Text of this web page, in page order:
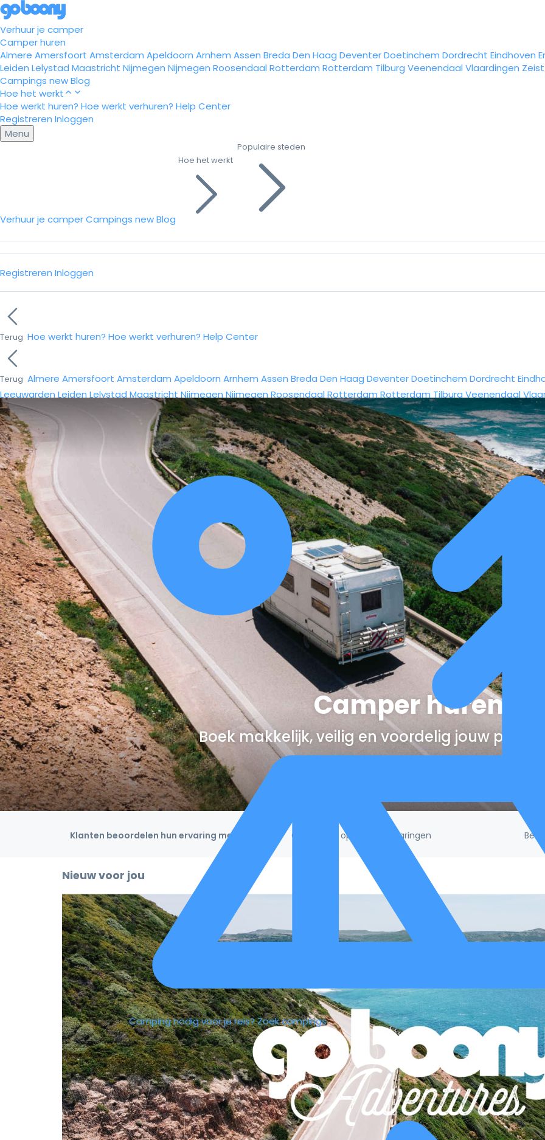
Verhuur je camper
Camper huren
Almere Amersfoort Amsterdam Apeldoorn Arnhem Assen Breda Den Haag DeventerDoetinchem Dordrecht Eindhoven
Leiden Lelystad Maastricht Nijmegen Nijmegen Roosendaal Rotterdam Rotterdam Tilburg Veenendaal Vlaardingen Zeist
Campings newBlog
Hoe het werkt
Hoe werkt huren? Hoe werkt verhuren? Help Center
Registreren Inloggen
Menu
Verhuur je camperCampings newBlog
Hoe het werkt
Populaire steden
Registreren Inloggen
Terug Hoe werkt huren? Hoe werkt verhuren? Help Center
Terug Almere Amersfoort Amsterdam Apeldoorn Arnhem Assen Breda Den Haag DeventerDoetinchem Dordrecht
Leeuwarden Leiden Lelystad Maastricht Nijmegen Nijmegen Roosendaal Rotterdam Rotterdam Tilburg Veenendaal
Camping nodig voor je reis?Zoek campings
Camper huren
Boek makkelijk, veilig en voordelig jouw
Klanten beoordelen hun ervaring met een 4,9/5! Gebaseerd op 132.395 ervaringen
Nieuw voor jou